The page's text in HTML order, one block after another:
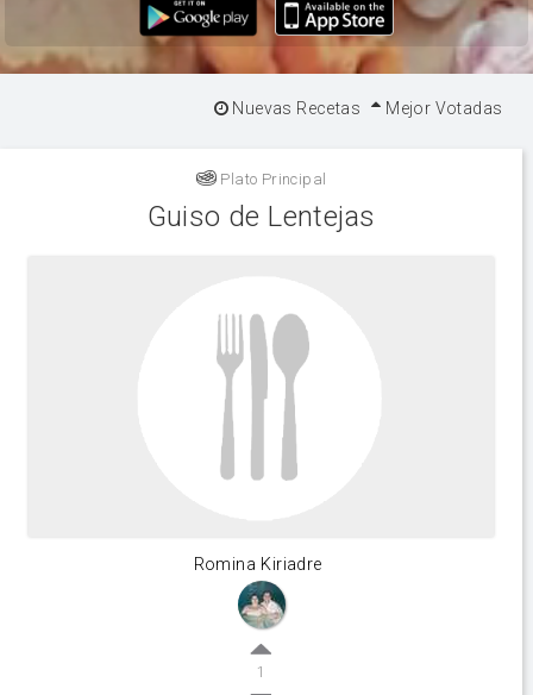
Nuevas Recetas Mejor Votadas
Plato Principal
Guiso de Lentejas
Romina Kiriadre
1